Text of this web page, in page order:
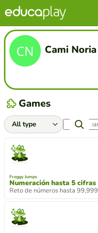
Cami Noria
Games
Froggy Jumps
Numeración hasta 5 cifras
Reto de números hasta 99,999